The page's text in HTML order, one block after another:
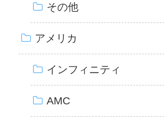
その他
アメリカ
インフィニティ
AMC